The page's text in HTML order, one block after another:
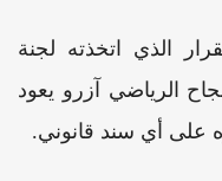
الذي اتخذته لجنة
الرياضي آزرو يعود
على أي سند قانوني.